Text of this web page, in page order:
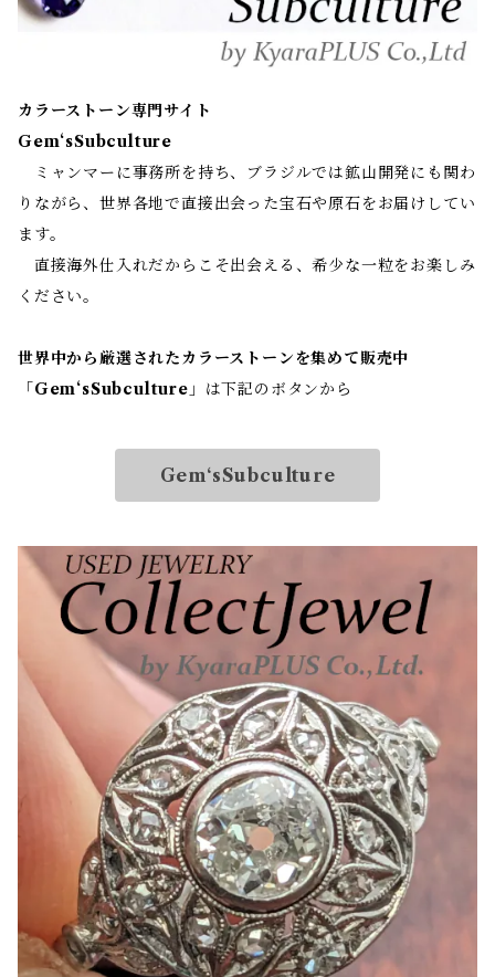
カラーストーン専門サイト
Gem‘sSubculture
ミャンマーに事務所を持ち、ブラジルでは鉱山開発にも関わ
りながら、世界各地で直接出会った宝石や原石をお届けしてい
ます。
直接海外仕入れだからこそ出会える、希少な一粒をお楽しみ
ください。
世界中から厳選されたカラーストーンを集めて販売中
「Gem‘sSubculture 」は下記のボタンから
Gem‘sSubculture